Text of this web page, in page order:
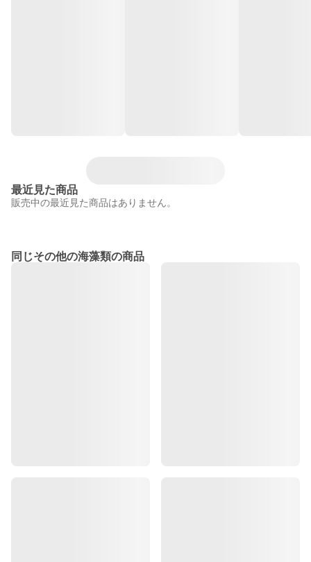
最近見た商品
販売中の最近見た商品はありません。
同じその他の海藻類の商品